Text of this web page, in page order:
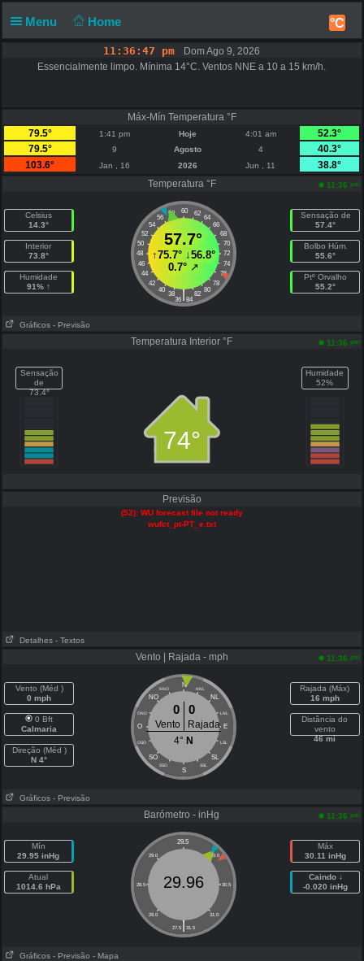
Menu Home °C
11:36:47 pm
Dom Ago 9, 2026
Essencialmente limpo. Mínima 14°C. Ventos NNE a 10 a 15 km/h.
Máx-Mín Temperatura °F
79.5°
1:41 pm Hoje 4:01 am
52.3°
79.5°
9 Agosto 4
40.3°
103.6°
Jan , 16 2026 Jun , 11
38.8°
Temperatura °F
11:36 pm
Celsius
14.3°
Interior
73.8°
Humidade
91% ↑
60
58 62
56
64
54
66
52
68
50
70
48
72
46
74
44
76
42
78
40
80
38 82
|
36 84
57.7°
↑75.7°↓56.8°
0.7°↗
Sensação de
57.4°
Bolbo Húm.
55.6°
Ptº Orvalho
55.2°
Gráficos - Previsão
Temperatura Interior °F 11:36 pm
Sensação
de
73.4°
74°
Humidade
52%
Previsão
(52): WU forecast file not ready
wufct_pt-PT_e.txt
Detalhes - Textos
Vento | Rajada - mph 11:36 pm
Vento (Méd )
0 mph
0 Bft
Calmaria
Direção (Méd )
N 4°
N
NNO NNL
NO NL
ONO LNL
O E
OSO LSL
SO SL
SSO SSL
S
0 0
Vento
Rajada
4° N
Rajada (Máx)
16 mph
Distância do
vento
46 mi
Gráficos - Previsão
Barómetro - inHg 11:36 pm
Mín
29.95 inHg
Atual
1014.6 hPa
29.5
29.0 30.0
28.5 30.5
28.0 31.0
|
27.5 31.5
29.96
Máx
30.11 inHg
Caindo ↓
-0.020 inHg
Gráficos - Previsão - Mapa